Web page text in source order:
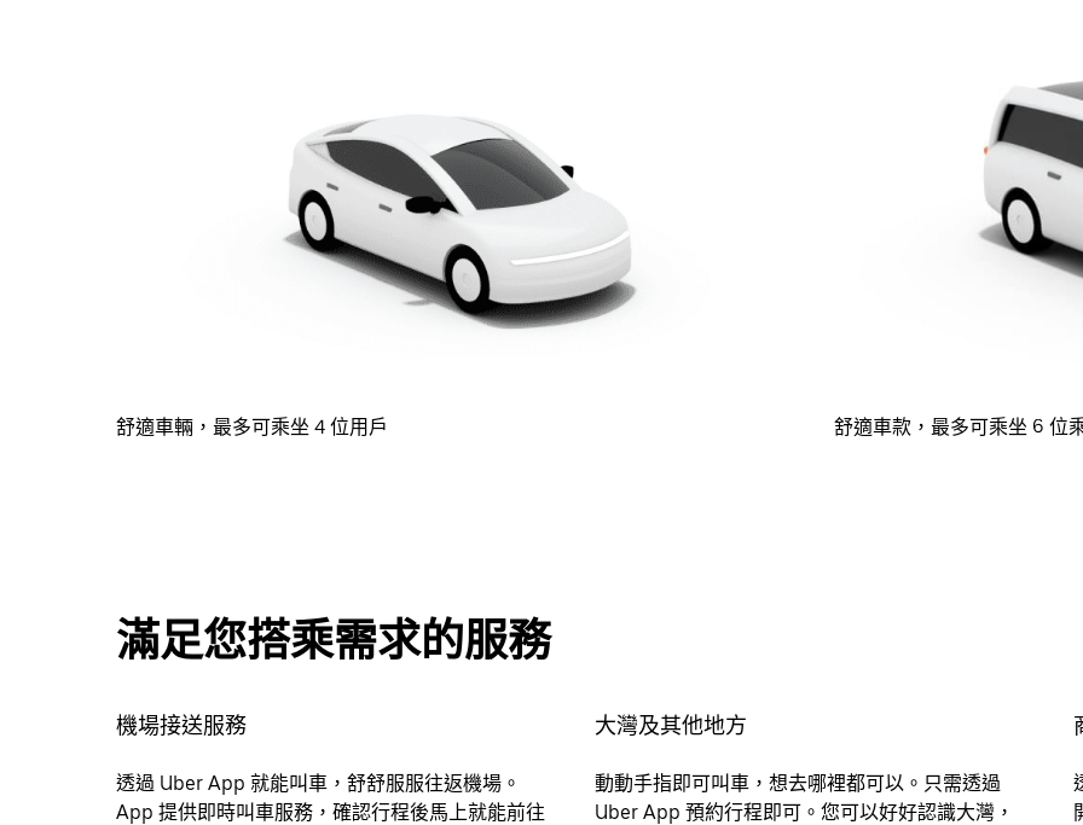
舒適車輛，最多可乘坐 4 位用戶 舒適車款，最多可乘坐 6 位
滿足您搭乘需求的服務
機場接送服務
透過 Uber App 就能叫車，舒舒服服往返機場。
App 提供即時叫車服務，確認行程後馬上就能前往
大灣及其他地方
動動手指即可叫車，想去哪裡都可以。只需透過
Uber App 預約行程即可。您可以好好認識大灣，